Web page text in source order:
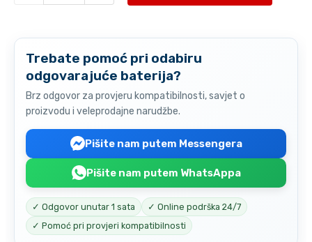
Trebate pomoć pri odabiru
odgovarajuće baterija?
Brz odgovor za provjeru kompatibilnosti, savjet o
proizvodu i veleprodajne narudžbe.
Pišite nam putem Messengera
Pišite nam putem WhatsAppa
✓ Odgovor unutar 1 sata
✓ Online podrška 24/7
✓ Pomoć pri provjeri kompatibilnosti